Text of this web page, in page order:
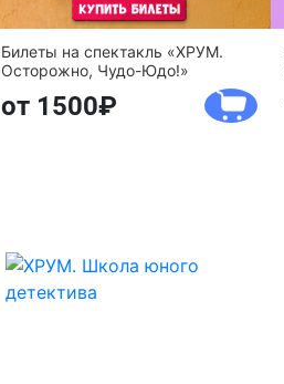
Билеты на спектакль «ХРУМ.
Осторожно, Чудо-Юдо!»
от 1500